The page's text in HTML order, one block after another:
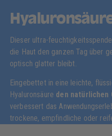
Dieser ultra-
die Haut den ganzen Tag über
optisch glatter bleibt.
Eingebettet in eine leichte,
Hyaluronsäure den natürlichen
verbessert das
trockene, empfindliche oder